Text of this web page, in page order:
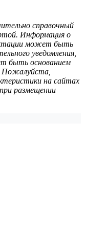
справочный
Информация о
может быть
уведомления,
быть основанием
Пожалуйста,
на сайтах
размещении